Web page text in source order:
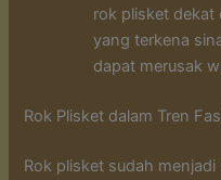
rok plisket dekat
yang terkena
dapat merusak
Rok Plisket dalam Tren
Rok plisket sudah